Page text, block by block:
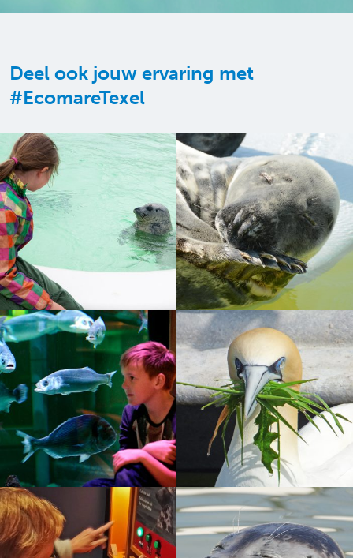
Deel ook jouw ervaring met
#EcomareTexel